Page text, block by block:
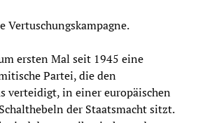
Vertuschungskampagne.
ersten Mal seit 1945 eine
Partei, die den
verteidigt, in einer europäischen
der Staatsmacht sitzt.